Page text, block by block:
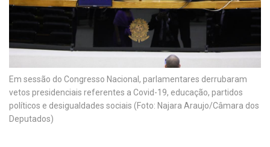
Em sessão do Congresso Nacional, parlamentares derrubaram
vetos presidenciais referentes a Covid-19, educação, partidos
políticos e desigualdades sociais (Foto: Najara Araujo/Câmara dos
Deputados)